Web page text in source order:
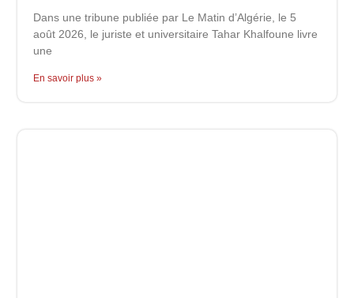
Dans une tribune publiée par Le Matin d’Algérie, le 5
août 2026, le juriste et universitaire Tahar Khalfoune livre
une
En savoir plus »